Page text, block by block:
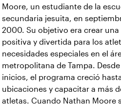
Moore, un estudiante de la
secundaria jesuita, en
2000. Su objetivo era crear una
positiva y divertida para los
necesidades especiales en el
metropolitana de Tampa. Desde
inicios, el programa creció
ubicaciones y capacitar a más
atletas. Cuando Nathan Moore